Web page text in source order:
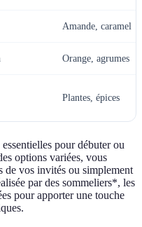
Amande, caramel
Orange, agrumes
Plantes, épices
pour débuter ou
options variées, vous
de vos invités ou simplement
par des sommeliers*, les
pour apporter une touche